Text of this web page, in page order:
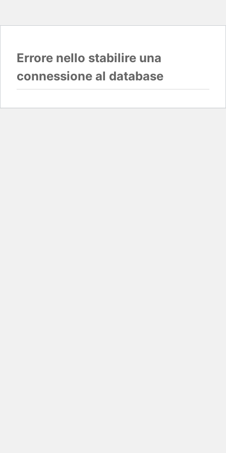
Errore nello stabilire una
connessione al database